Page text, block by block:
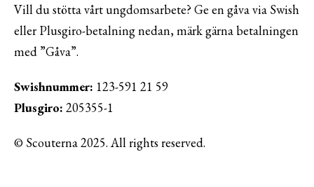
Vill du stötta vårt ungdomsarbete? Ge en gåva via Swish
eller Plusgiro-betalning nedan, märk gärna betalningen
med ”Gåva”.
Swishnummer: 123-591 21 59
Plusgiro: 205355-1
© Scouterna 2025. All rights reserved.